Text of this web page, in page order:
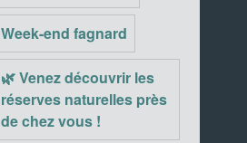
Week-end fagnard
🌿 Venez découvrir les
réserves naturelles près
de chez vous !